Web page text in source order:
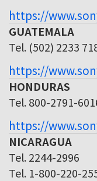
https://
GUATEMALA
Tel. (502) 2233
https://
HONDURAS
Tel. 800-2791-
https://
NICARAGUA
Tel. 2244-2996
Tel. 1-800-220-